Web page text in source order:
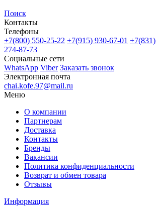
Поиск
Контакты
Телефоны
+7(800) 550-25-22 +7(915) 930-67-01 +7(831)
274-87-73
Социальные сети
WhatsApp Viber Заказать звонок
Электронная почта
chai.kofe.97@mail.ru
Меню
О компании
Партнерам
Доставка
Контакты
Бренды
Вакансии
Политика конфиденциальности
Возврат и обмен товара
Отзывы
Информация